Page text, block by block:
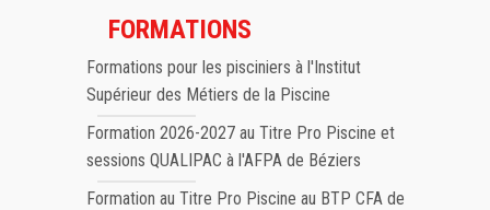
FORMATIONS
Formations pour les pisciniers à l'Institut
Supérieur des Métiers de la Piscine
Formation 2026-2027 au Titre Pro Piscine et
sessions QUALIPAC à l'AFPA de Béziers
Formation au Titre Pro Piscine au BTP CFA de